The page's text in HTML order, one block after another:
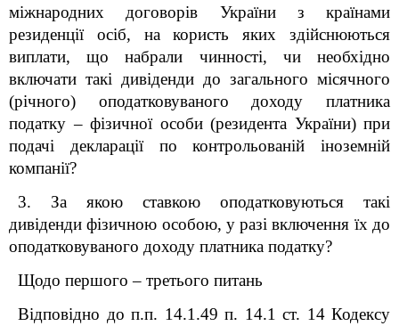
міжнародних договорів України з країнами
резиденції осіб, на користь яких здійснюються
виплати, що набрали чинності, чи необхідно
включати такі дивіденди до загального місячного
(річного) оподатковуваного доходу платника
податку – фізичної особи (резидента України) при
подачі декларації по контрольованій іноземній
компанії?
3. За якою ставкою оподатковуються такі
дивіденди фізичною особою, у разі включення їх до
оподатковуваного доходу платника податку?
Щодо першого – третього питань
Відповідно до п.п. 14.1.49 п. 14.1 ст. 14 Кодексу